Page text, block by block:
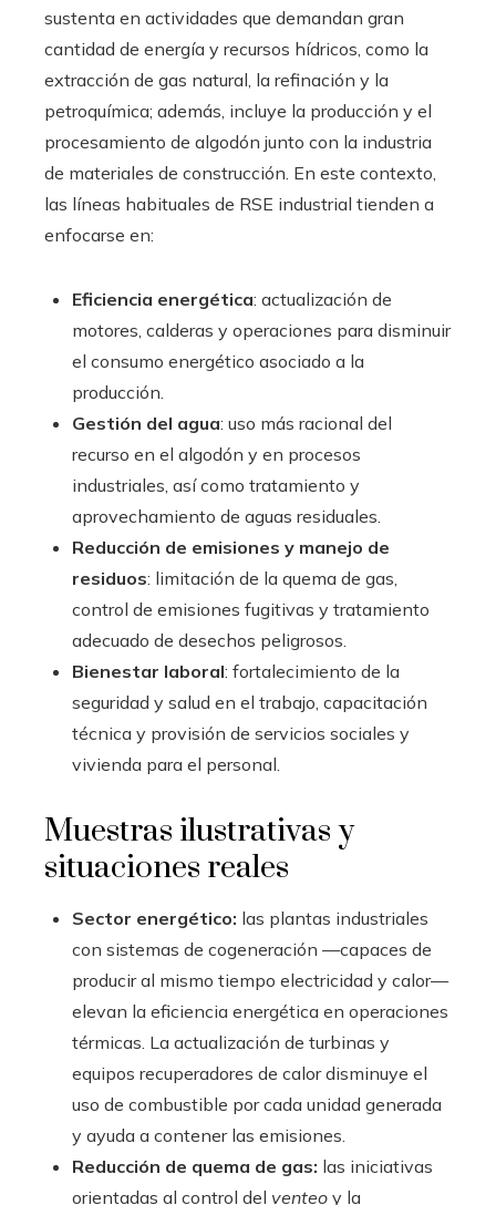
sustenta en actividades que demandan gran
cantidad de energía y recursos hídricos, como la
extracción de gas natural, la refinación y la
petroquímica; además, incluye la producción y el
procesamiento de algodón junto con la industria
de materiales de construcción. En este contexto,
las líneas habituales de RSE industrial tienden a
enfocarse en:
Eficiencia energética: actualización de
motores, calderas y operaciones para disminuir
el consumo energético asociado a la
producción.
Gestión del agua: uso más racional del
recurso en el algodón y en procesos
industriales, así como tratamiento y
aprovechamiento de aguas residuales.
Reducción de emisiones y manejo de
residuos: limitación de la quema de gas,
control de emisiones fugitivas y tratamiento
adecuado de desechos peligrosos.
Bienestar laboral: fortalecimiento de la
seguridad y salud en el trabajo, capacitación
técnica y provisión de servicios sociales y
vivienda para el personal.
Muestras ilustrativas y
situaciones reales
Sector energético: las plantas industriales
con sistemas de cogeneración —capaces de
producir al mismo tiempo electricidad y calor—
elevan la eficiencia energética en operaciones
térmicas. La actualización de turbinas y
equipos recuperadores de calor disminuye el
uso de combustible por cada unidad generada
y ayuda a contener las emisiones.
Reducción de quema de gas: las iniciativas
orientadas al control del venteo y la